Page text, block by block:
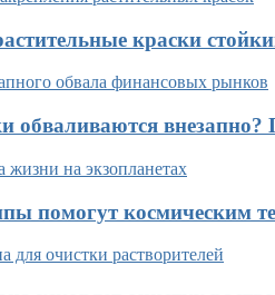
краски
обваливаются внезапно?
помогут космическим